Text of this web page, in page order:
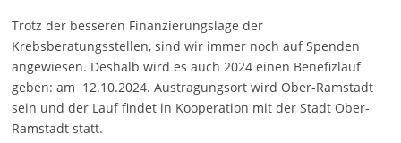
Trotz der besseren Finanzierungslage der
Krebsberatungsstellen, sind wir immer noch auf Spenden
angewiesen. Deshalb wird es auch 2024 einen Benefizlauf
geben: am 12.10.2024. Austragungsort wird Ober-Ramstadt
sein und der Lauf findet in Kooperation mit der Stadt Ober-
Ramstadt statt.